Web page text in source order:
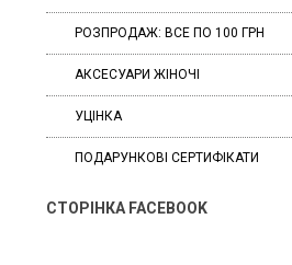
РОЗПРОДАЖ: ВСЕ ПО 100 ГРН
АКСЕСУАРИ ЖІНОЧІ
УЦІНКА
ПОДАРУНКОВІ СЕРТИФІКАТИ
СТОРІНКА FACEBOOK